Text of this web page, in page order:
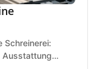
Schreinerei:
Ausstattung